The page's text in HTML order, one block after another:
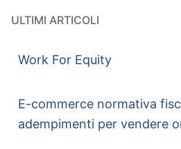
ULTIMI ARTICOLI
Work For Equity
E-commerce normativa
adempimenti per vendere